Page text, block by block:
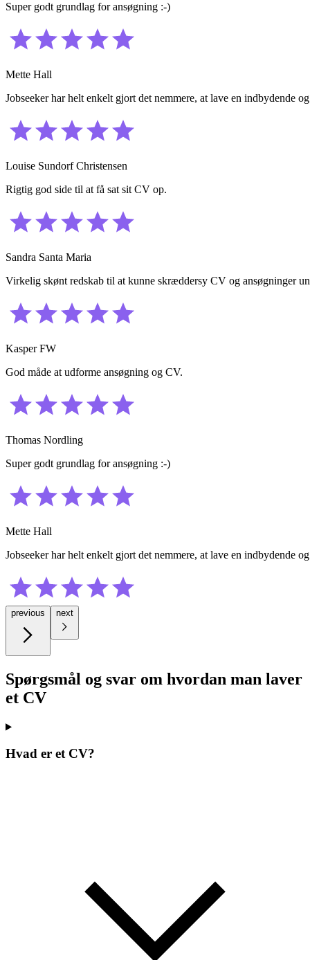
Super godt grundlag for ansøgning :-)
Mette Hall
Jobseeker har helt enkelt gjort det nemmere, at lave en indbydende
Louise Sundorf Christensen
Rigtig god side til at få sat sit CV op.
Sandra Santa Maria
Virkelig skønt redskab til at kunne skræddersy CV og ansøgninger
Kasper FW
God måde at udforme ansøgning og CV.
Thomas Nordling
Super godt grundlag for ansøgning :-)
Mette Hall
Jobseeker har helt enkelt gjort det nemmere, at lave en indbydende
previous next
Spørgsmål og svar om hvordan man laver
et CV
Hvad er et CV?